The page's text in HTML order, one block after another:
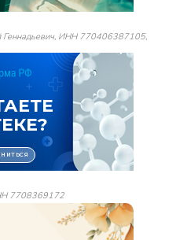
Геннадьевич, ИНН 770406387105,
7708369172